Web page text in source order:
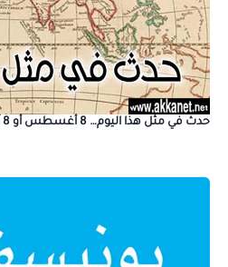
حدث في مثل هذا اليوم… 8 أغسطس أو 8 آب أو يوم 8 \ 8